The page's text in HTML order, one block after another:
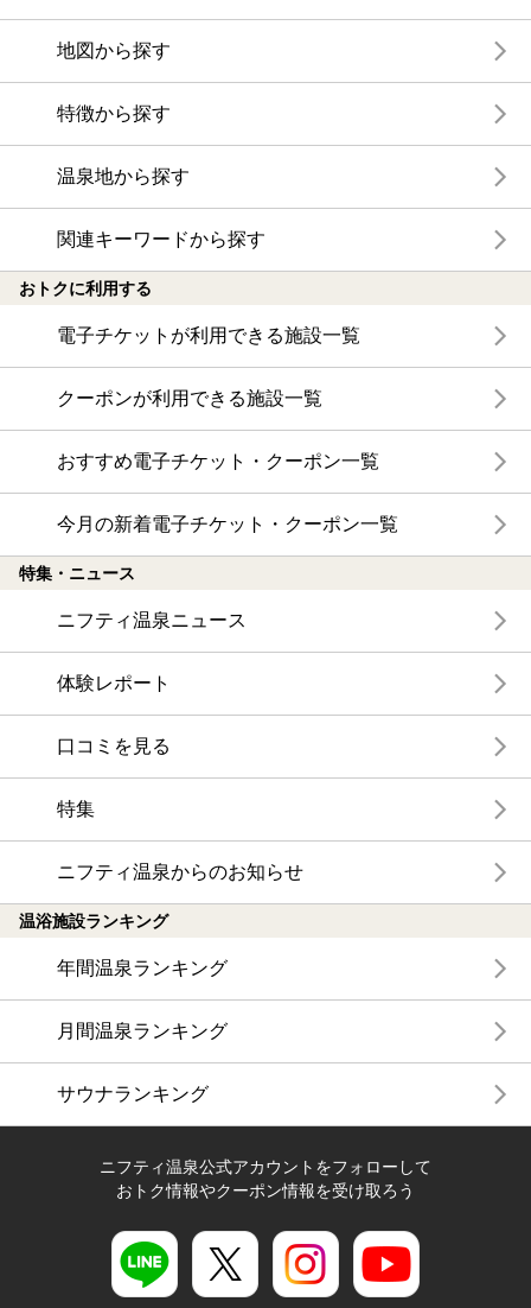
地図から探す
特徴から探す
温泉地から探す
関連キーワードから探す
おトクに利用する
電子チケットが利用できる施設一覧
クーポンが利用できる施設一覧
おすすめ電子チケット・クーポン一覧
今月の新着電子チケット・クーポン一覧
特集・ニュース
ニフティ温泉ニュース
体験レポート
口コミを見る
特集
ニフティ温泉からのお知らせ
温浴施設ランキング
年間温泉ランキング
月間温泉ランキング
サウナランキング
ニフティ温泉公式アカウントをフォローして
おトク情報やクーポン情報を受け取ろう